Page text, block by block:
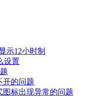
示12小时制
设置
开的问题
图标出现异常的问题